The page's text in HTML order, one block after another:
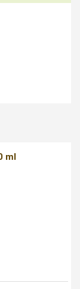
ml